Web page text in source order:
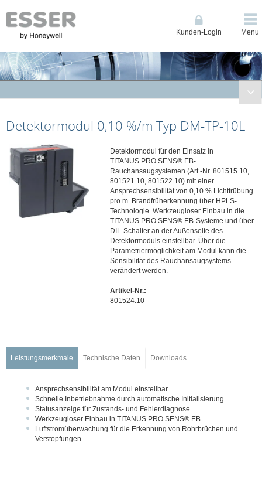
Kunden-Login Menu
Kompakte BMZ / Grenzwerttechnik ES Line & 1-Loop Compact
Brandmelderzentrale (BMZ) Ringbustechnik FlexES Control
Löschsteuerzentrale BC08
Fernzugriff Connected Life Safety Services (CLSS)
Anzeige, Bedienteile und Drucker
Datenfernübertragung
Feuerwehrschlüsseldepots/-safes
Handfeuermelder & Handsteuereinrichtungen
Flammen- und Wärmestabmelder
Linienförmiger Wärmemelder LWM
Linienförmiger Wärmemelder LWL - DTS N45
Linienförmiger Rauchmelder
Ansaugrauchmelder
Detektormodul 0,10 %/m Typ DM-TP-10L
Detektormodul für den Einsatz in
TITANUS PRO SENS® EB-
Rauchansaugsystemen (Art.-Nr. 801515.10,
801521.10, 801522.10) mit einer
Ansprechsensibilität von 0,10 % Lichttrübung
pro m. Brandfrüherkennung über HPLS-
Technologie. Werkzeugloser Einbau in die
TITANUS PRO SENS® EB-Systeme und über
DIL-Schalter an der Außenseite des
Detektormoduls einstellbar. Über die
Parametriermöglichkeit am Modul kann die
Sensibilität des Rauchansaugsystems
verändert werden.
Artikel-Nr.:
801524.10
Leistungsmerkmale Technische Daten Downloads
Ansprechsensibilität am Modul einstellbar
Schnelle Inbetriebnahme durch automatische Initialisierung
Statusanzeige für Zustands- und Fehlerdiagnose
Werkzeugloser Einbau in TITANUS PRO SENS® EB
Luftstromüberwachung für die Erkennung von Rohrbrüchen und
Verstopfungen